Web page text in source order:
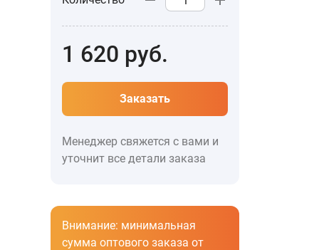
1 620 руб.
Заказать
Менеджер свяжется с вами и
уточнит все детали заказа
Внимание: минимальная
сумма оптового заказа от